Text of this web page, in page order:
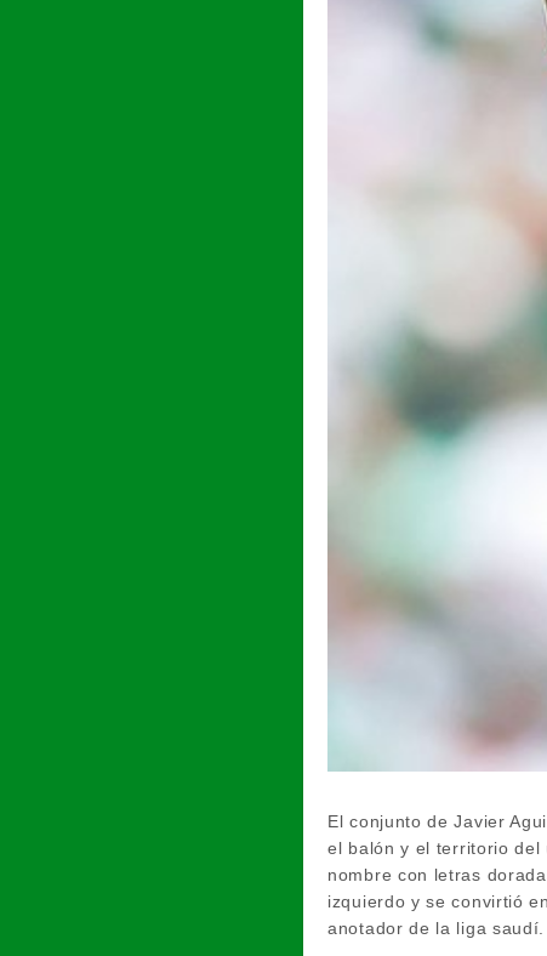
El conjunto de Javier
el balón y el territorio del
nombre con letras
izquierdo y se convirtió
anotador de la liga saudí.